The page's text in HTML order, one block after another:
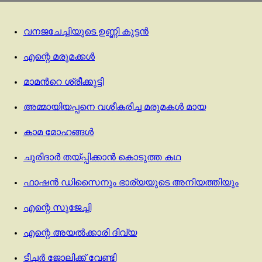
വനജചേച്ചിയുടെ ഉണ്ണി കുട്ടൻ
എന്റെ മരുമക്കള്‍
മാമന്‍റെ ശ്രീക്കുട്ടി
അമ്മായിയപ്പനെ വശീകരിച്ച മരുമകള്‍ മായ
കാമ മോഹങ്ങൾ
ചുരിദാർ തയ്പ്പിക്കാൻ കൊടുത്ത കഥ
ഫാഷൻ ഡിസൈനും ഭാര്യയുടെ അനിയത്തിയും
എന്റെ സുജേച്ചി
എന്റെ അയൽക്കാരി ദിവ്യ
ടീച്ചർ ജോലിക്ക് വേണ്ടി